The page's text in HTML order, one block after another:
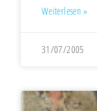
Weiterlesen »
31/07/2005